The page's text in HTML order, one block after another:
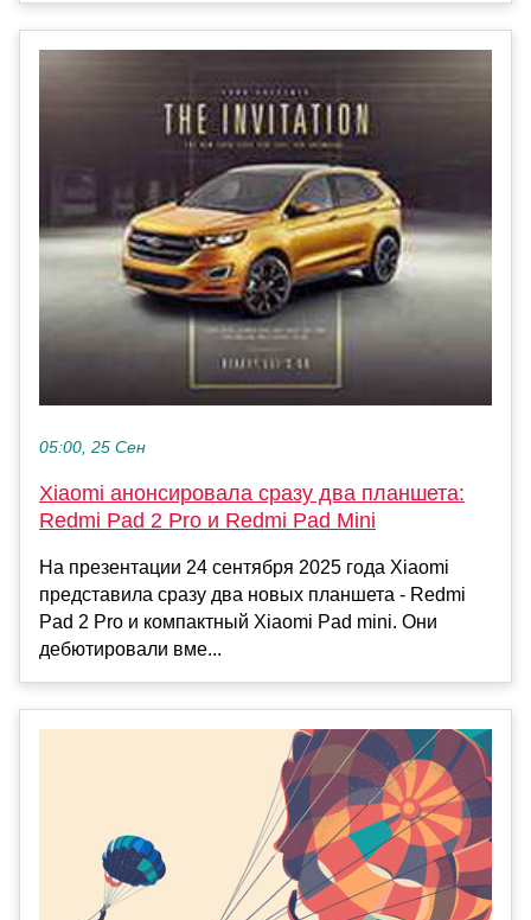
05:00, 25 Сен
Xiaomi анонсировала сразу два планшета:
Redmi Pad 2 Pro и Redmi Pad Mini
На презентации 24 сентября 2025 года Xiaomi
представила сразу два новых планшета - Redmi
Pad 2 Pro и компактный Xiaomi Pad mini. Они
дебютировали вме...